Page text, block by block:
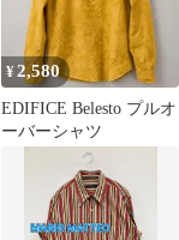
¥2,580
EDIFICE Belesto プルオ
ーバーシャツ